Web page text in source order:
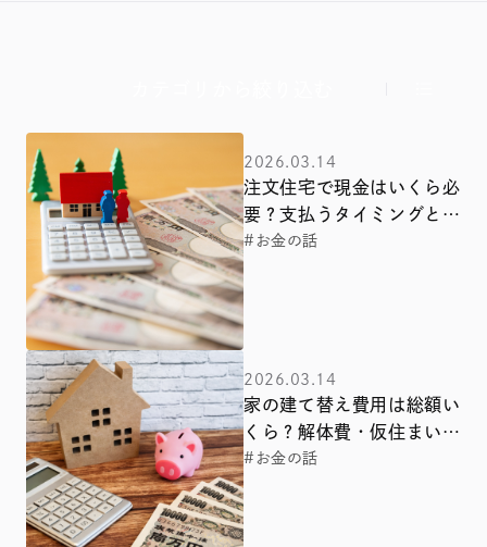
2026.03.14
注文住宅で現金はいくら必
要？支払うタイミングと自
己資金が少ない時の対処法
#お金の話
2026.03.14
家の建て替え費用は総額い
くら？解体費・仮住まいな
ど「見えないお金」の全内
#お金の話